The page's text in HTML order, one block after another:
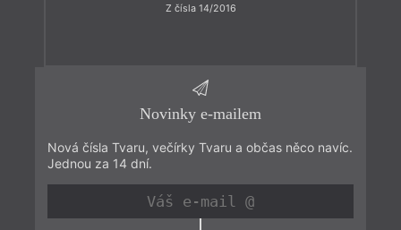
Z čísla 14/2016
Novinky e-mailem
Nová čísla Tvaru, večírky Tvaru a občas něco navíc.
Jednou za 14 dní.